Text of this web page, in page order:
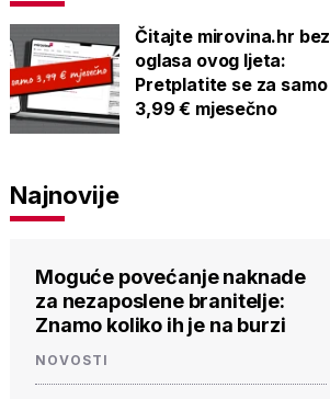
Čitajte mirovina.hr bez
oglasa ovog ljeta:
Pretplatite se za samo
3,99 € mjesečno
Najnovije
Moguće povećanje naknade
za nezaposlene branitelje:
Znamo koliko ih je na burzi
NOVOSTI